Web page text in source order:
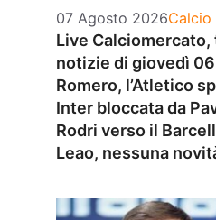
07 Agosto 2026Calcio
Live
notizie di giovedì
Romero, l’Atletico
Inter bloccata da
Rodri verso il
Leao, nessuna